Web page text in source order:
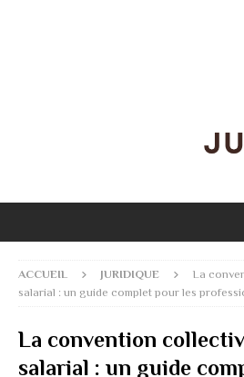
ACCUEIL JURIDIQUE
La
salarial : un guide complet pour les
La convention
salarial : un guide